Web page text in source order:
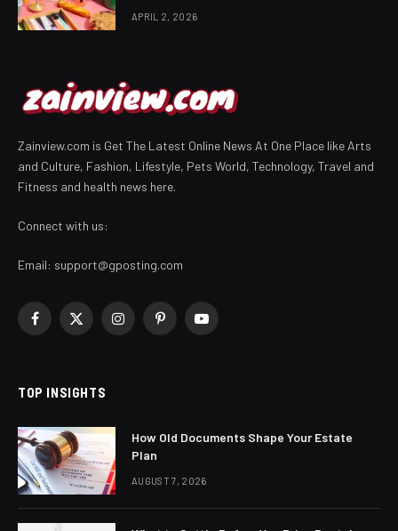
APRIL 2, 2026
Zainview.com is Get The Latest Online News At One Place like Arts
and Culture, Fashion, Lifestyle, Pets World, Technology, Travel and
Fitness and health news here.
Connect with us:
Email: support@gposting.com
Facebook
X
InstagramPinterestYouTube
TOP INSIGHTS
How Old Documents Shape Your Estate
Plan
AUGUST 7, 2026